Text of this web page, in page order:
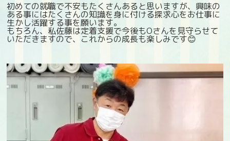
初めての就職で不安もたくさんあると思いますが、興味の
ある事にはたくさんの知識を身に付ける探求心をお仕事に
生かし活躍する事を願います。
もちろん、私佐藤は定着支援で今後もOさんを見守らせて
いただきますので、これからの成長も楽しみです😊